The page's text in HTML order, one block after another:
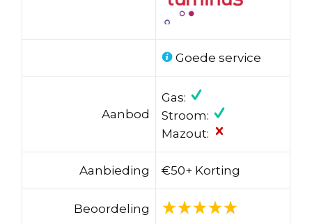
Goede service
Aanbod
Gas:
Stroom:
Mazout:
Aanbieding €50+ Korting
Beoordeling